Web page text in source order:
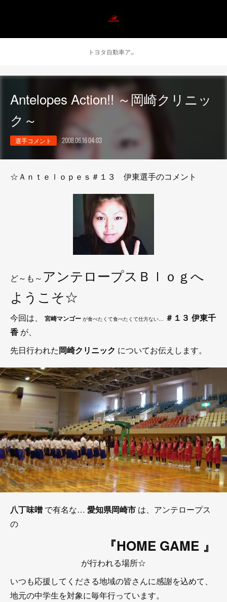
トヨタ自動車アンテロープス公式 ニュース
Antelopes Action!! ～岡崎クリニッ
ク～
選手コメント 2008.06.16 04:03
☆Ａｎｔｅｌｏｐｅｓ＃１３ 伊東選手のコメント
ど～も～ アンテロープスＢｌｏｇへ
ようこそ☆
今回は、 宮崎マンゴー が食べたくて食べたくて仕方ない… ＃１３ 伊東千
香 が、
先日行われた岡崎クリニック についてお伝えします。
八丁味噌 で有名な… 愛知県岡崎市 は、アンテロープス
の
『HOME GAME 』
が行われる場所☆
いつも応援してくださる地域の皆さんに感謝を込めて、
地元の中学生を対象に毎年行っています。